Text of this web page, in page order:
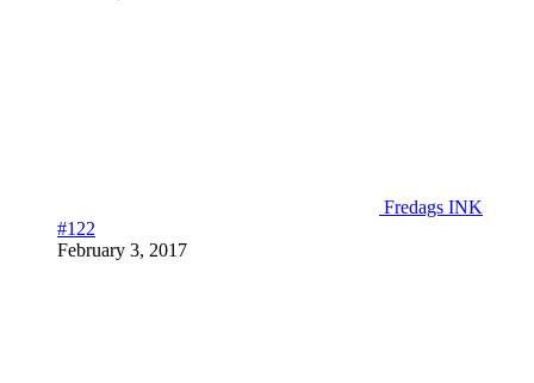
Fredags INK
#122
February 3, 2017